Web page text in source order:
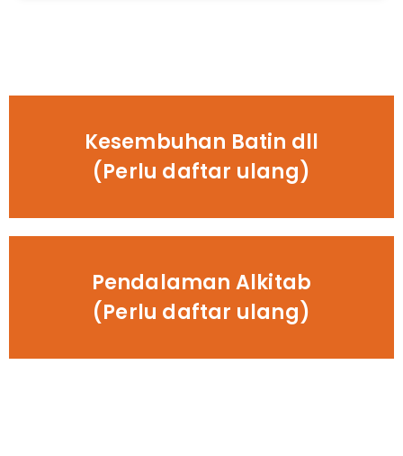
Kesembuhan Batin dll
(Perlu daftar ulang)
Pendalaman Alkitab
(Perlu daftar ulang)